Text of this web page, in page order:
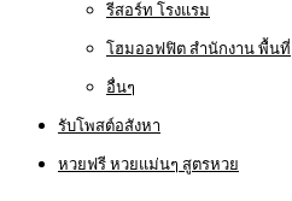
รีสอร์ท โรงแรม
โฮมออฟฟิต สำนักงาน พื้นที่
อื่นๆ
รับโพสต์อสังหา
หวยฟรี หวยแม่นๆ สูตรหวย